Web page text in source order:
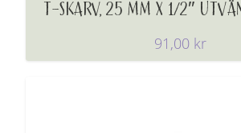
T-SKARV, 25 MM X 1/2″
91,00 kr